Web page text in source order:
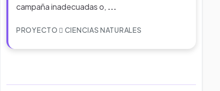
campaña inadecuadas o, ...
PROYECTO CIENCIAS NATURALES